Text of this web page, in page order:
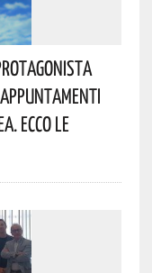
Ecco Le